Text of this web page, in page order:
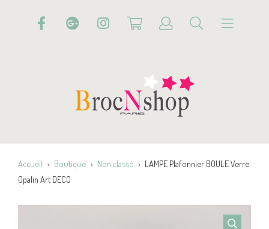
Accueil Boutique Non classé
LAMPE Plafonnier BOULE Verre
Opalin Art DECO